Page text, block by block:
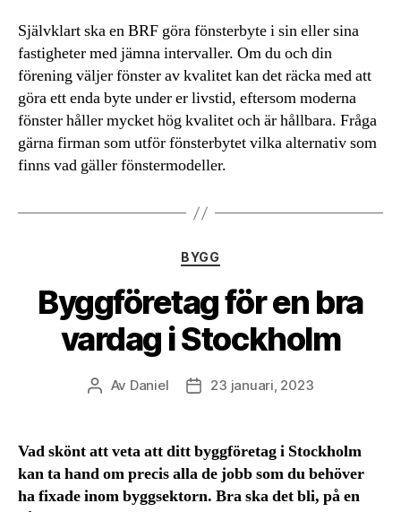
Självklart ska en BRF göra fönsterbyte i sin eller sina
fastigheter med jämna intervaller. Om du och din
förening väljer fönster av kvalitet kan det räcka med att
göra ett enda byte under er livstid, eftersom moderna
fönster håller mycket hög kvalitet och är hållbara. Fråga
gärna firman som utför fönsterbytet vilka alternativ som
finns vad gäller fönstermodeller.
Kategorier
BYGG
Byggföretag för en bra
vardag i Stockholm
Inläggsförfattare
Av Daniel Inläggsdatum
23 januari, 2023
Vad skönt att veta att ditt byggföretag i Stockholm
kan ta hand om precis alla de jobb som du behöver
ha fixade inom byggsektorn. Bra ska det bli, på en